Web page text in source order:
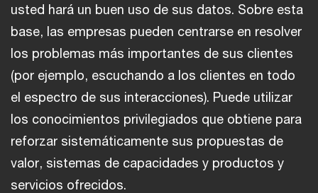
usted hará un buen uso de sus datos. Sobre esta
base, las empresas pueden centrarse en resolver
los problemas más importantes de sus clientes
(por ejemplo, escuchando a los clientes en todo
el espectro de sus interacciones). Puede utilizar
los conocimientos privilegiados que obtiene para
reforzar sistemáticamente sus propuestas de
valor, sistemas de capacidades y productos y
servicios ofrecidos.